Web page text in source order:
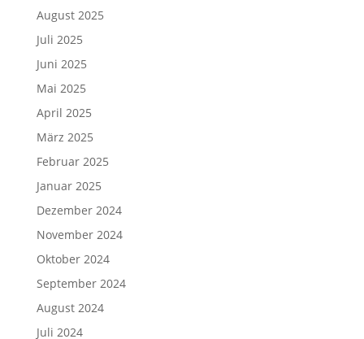
August 2025
Juli 2025
Juni 2025
Mai 2025
April 2025
März 2025
Februar 2025
Januar 2025
Dezember 2024
November 2024
Oktober 2024
September 2024
August 2024
Juli 2024